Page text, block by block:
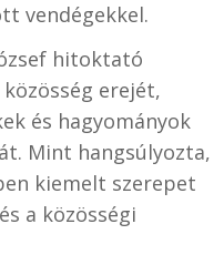
vendégekkel.
hitoktató
erejét,
és hagyományok
Mint hangsúlyozta,
kiemelt szerepet
a közösségi